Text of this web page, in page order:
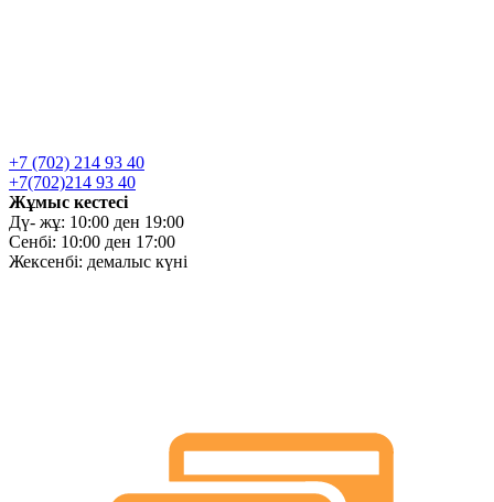
+7 (702) 214 93 40
+7(702)214 93 40
Жұмыс кестесі
Дү- жұ: 10:00 ден 19:00
Сенбі: 10:00 ден 17:00
Жексенбі: демалыс күні